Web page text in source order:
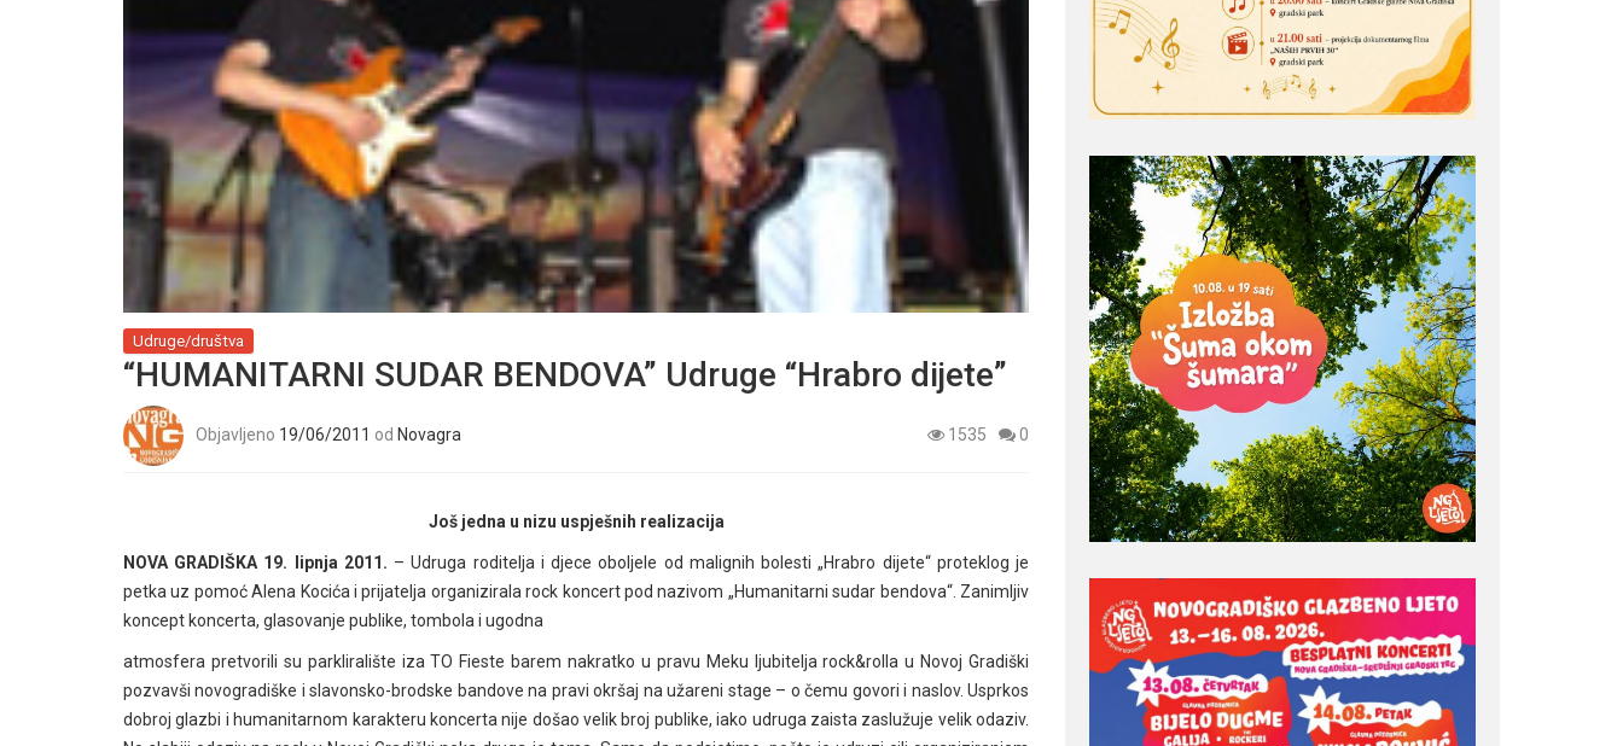
Udruge/društva
“HUMANITARNI SUDAR BENDOVA” Udruge “Hrabro dijete”
Objavljeno 19/06/2011 od Novagra 1535 0
Još jedna u nizu uspješnih realizacija
NOVA GRADIŠKA 19. lipnja 2011. – Udruga roditelja i djece oboljele od malignih bolesti „Hrabro dijete“ proteklog je
petka uz pomoć Alena Kocića i prijatelja organizirala rock koncert pod nazivom „Humanitarni sudar bendova“. Zanimljiv
koncept koncerta, glasovanje publike, tombola i ugodna
atmosfera pretvorili su parkliralište iza TO Fieste barem nakratko u pravu Meku ljubitelja rock&rolla u Novoj Gradiški
pozvavši novogradiške i slavonsko-brodske bandove na pravi okršaj na užareni stage – o čemu govori i naslov. Usprkos
dobroj glazbi i humanitarnom karakteru koncerta nije došao velik broj publike, iako udruga zaista zaslužuje velik odaziv.